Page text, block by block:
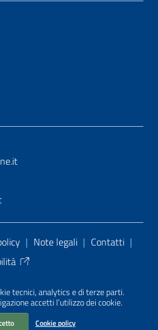
tecnici, analytics e di terze parti.
accetti l’utilizzo dei cookie.
Cookie policy
| Note legali | Contatti |
con WordPress
da